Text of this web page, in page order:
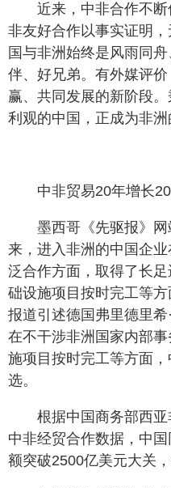
近来，中非合作不
非友好合作以事实证明
国与非洲始终是风雨同
伴、好兄弟。有外媒评
赢、共同发展的新阶段
利观的中国，正成为非洲
中非贸易20年增长
墨西哥《先驱报》
来，进入非洲的中国企
泛合作方面，取得了长
础设施项目按时完工等方
报道引述德国弗里德里希
在不干涉非洲国家内部
施项目按时完工等方面
选。
根据中国商务部西
中非经贸合作数据，中
额突破2500亿美元大关